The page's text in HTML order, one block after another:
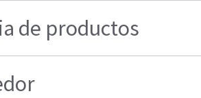
de productos